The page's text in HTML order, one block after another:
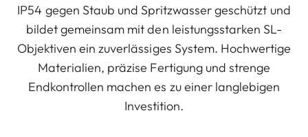
IP54 gegen Staub und Spritzwasser geschützt und
bildet gemeinsam mit den leistungsstarken SL-
Objektiven ein zuverlässiges System. Hochwertige
Materialien, präzise Fertigung und strenge
Endkontrollen machen es zu einer langlebigen
Investition.